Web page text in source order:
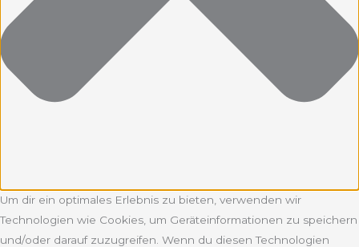
Um dir ein optimales Erlebnis zu bieten, verwenden wir
Technologien wie Cookies, um Geräteinformationen zu speichern
und/oder darauf zuzugreifen. Wenn du diesen Technologien